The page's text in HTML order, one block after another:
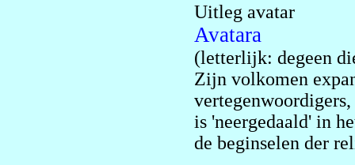
Uitleg avatar
Avatara
(letterlijk: degeen
Zijn volkomen
is 'neergedaald' in
de beginselen der